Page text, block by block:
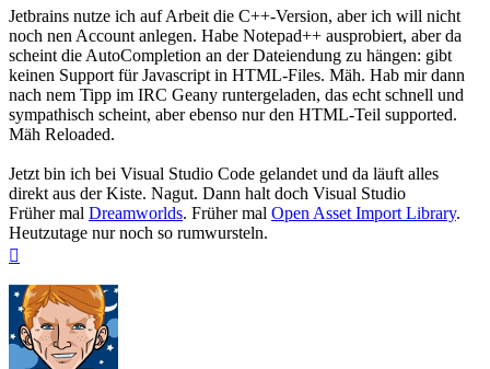
Jetbrains nutze ich auf Arbeit die C++-Version, aber ich will nicht
noch nen Account anlegen. Habe Notepad++ ausprobiert, aber da
scheint die AutoCompletion an der Dateiendung zu hängen: gibt
keinen Support für Javascript in HTML-Files. Mäh. Hab mir dann
nach nem Tipp im IRC Geany runtergeladen, das echt schnell und
sympathisch scheint, aber ebenso nur den HTML-Teil supported.
Mäh Reloaded.
Jetzt bin ich bei Visual Studio Code gelandet und da läuft alles
direkt aus der Kiste. Nagut. Dann halt doch Visual Studio
Früher mal Dreamworlds. Früher mal Open Asset Import Library.
Heutzutage nur noch so rumwursteln.